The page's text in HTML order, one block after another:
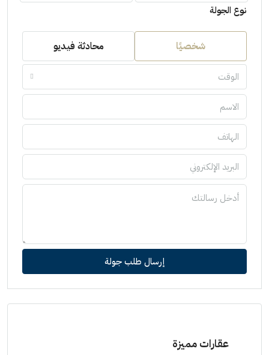
نوع الجولة
شخصيًا محادثة فيديو
الوقت
إرسال طلب جولة
عقارات مميزة